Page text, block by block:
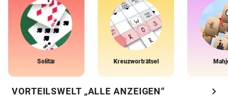
Solitär Kreuzworträtsel
VORTEILSWELT „ALLE ANZEIGEN“ chevron_right